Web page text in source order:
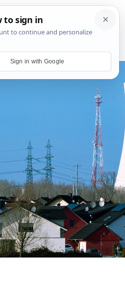
Sign in with Google